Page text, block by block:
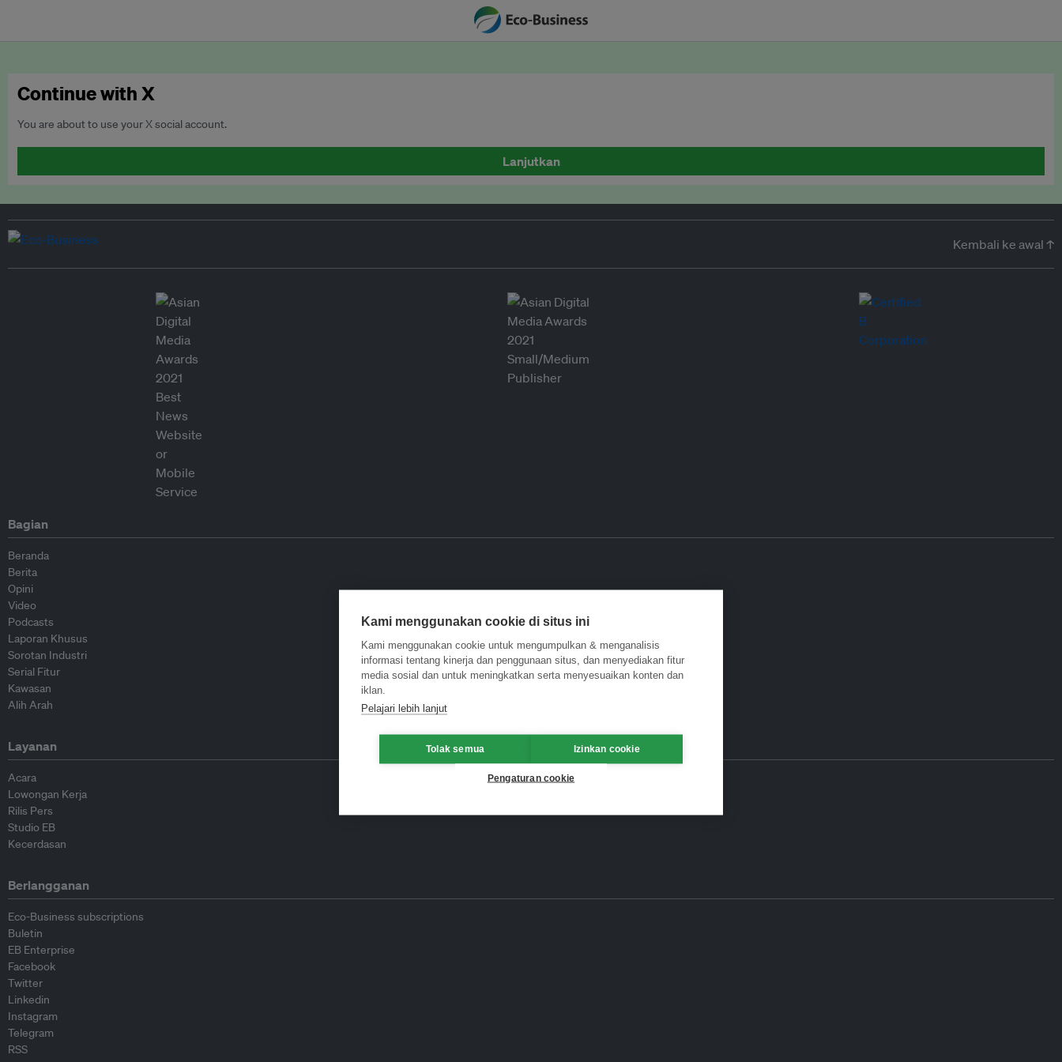
Continue with X
You are about to use your X social account.
Lanjutkan
Kembali ke awal ↑
Bagian
Beranda
Berita
Opini
Video
Podcasts
Laporan Khusus
Sorotan Industri
Serial Fitur
Kawasan
Alih Arah
Layanan
Acara
Lowongan Kerja
Rilis Pers
Studio EB
Kecerdasan
Berlangganan
Eco-Business subscriptions
Buletin
EB Enterprise
Facebook
Twitter
Linkedin
Instagram
Telegram
RSS
Kami menggunakan cookie di situs ini
Kami menggunakan cookie untuk mengumpulkan & menganalisis
informasi tentang kinerja dan penggunaan situs, dan menyediakan fitur
media sosial dan untuk meningkatkan serta menyesuaikan konten dan
iklan.
Pelajari lebih lanjut
Tolak semua Izinkan cookie
Pengaturan cookie